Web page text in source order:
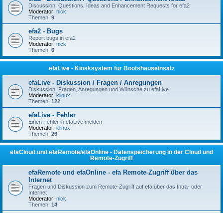
Discussion, Questions, Ideas and Enhancement Requests for efa2
Moderator: nick
Themen: 9
efa2 - Bugs
Report bugs in efa2
Moderator: nick
Themen: 6
efaLive - Kiosksystem für Bootshauseinsatz
efaLive - Diskussion / Fragen / Anregungen
Diskussion, Fragen, Anregungen und Wünsche zu efaLive
Moderator: klinux
Themen: 122
efaLive - Fehler
Einen Fehler in efaLive melden
Moderator: klinux
Themen: 26
efaCloud und efaRemote/efaOnline - Datenspeicherung in der Cloud und
Remote-Zugriff
efaRemote und efaOnline - efa Remote-Zugriff über das
Internet
Fragen und Diskussion zum Remote-Zugriff auf efa über das Intra- oder
Internet
Moderator: nick
Themen: 14